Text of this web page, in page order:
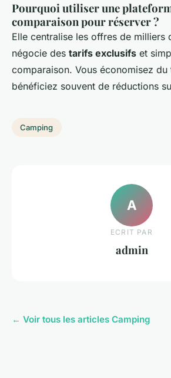
Pourquoi utiliser une
comparaison pour réserver ?
Elle centralise les offres de milliers
négocie des tarifs exclusifs et
comparaison. Vous économisez du
bénéficiez souvent de réductions
Camping
A
ECRIT PAR
admin
← Voir tous les articles Camping